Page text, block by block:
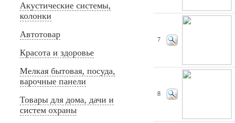
Акустические системы,
колонки
Автотовар
Красота и здоровье
Мелкая бытовая, посуда,
варочные панели
Товары для дома, дачи и
систем охраны
7
8